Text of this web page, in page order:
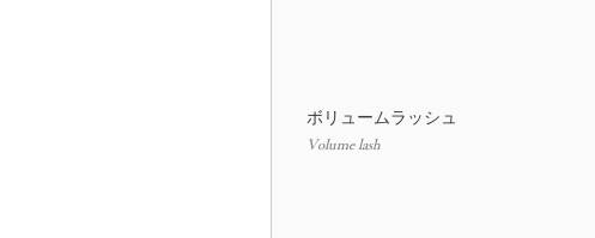
ボリュームラッシュ
Volume lash